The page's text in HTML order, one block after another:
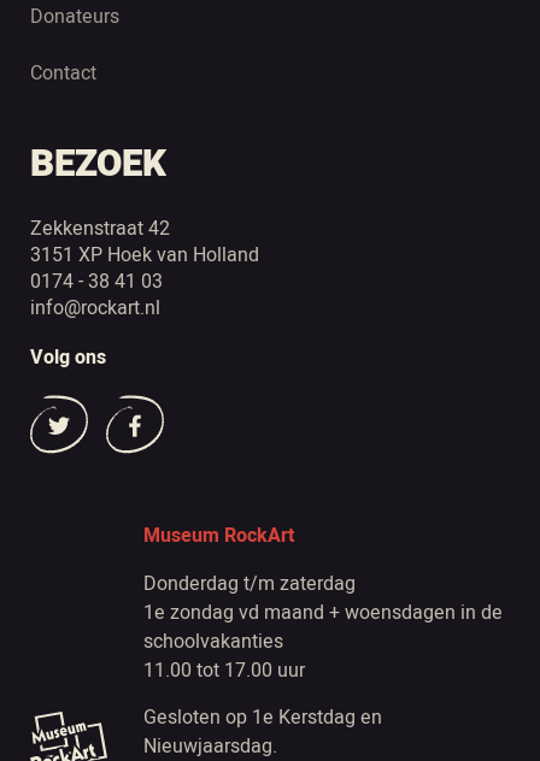
Donateurs
Contact
BEZOEK
Zekkenstraat 42
3151 XP Hoek van Holland
0174 - 38 41 03
info@rockart.nl
Volg ons
Museum RockArt
Donderdag t/m zaterdag
1e zondag vd maand + woensdagen in de
schoolvakanties
11.00 tot 17.00 uur
Gesloten op 1e Kerstdag en
Nieuwjaarsdag.